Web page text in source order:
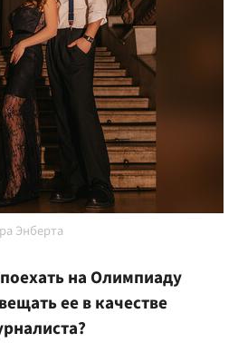
Энберта
на Олимпиаду
ее в качестве